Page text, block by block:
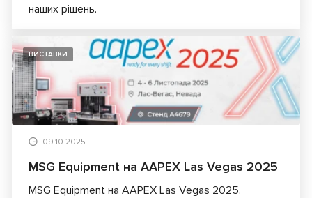
наших рішень.
ВИСТАВКИ
09.10.2025
MSG Equipment на AAPEX Las Vegas 2025
MSG Equipment на AAPEX Las Vegas 2025.